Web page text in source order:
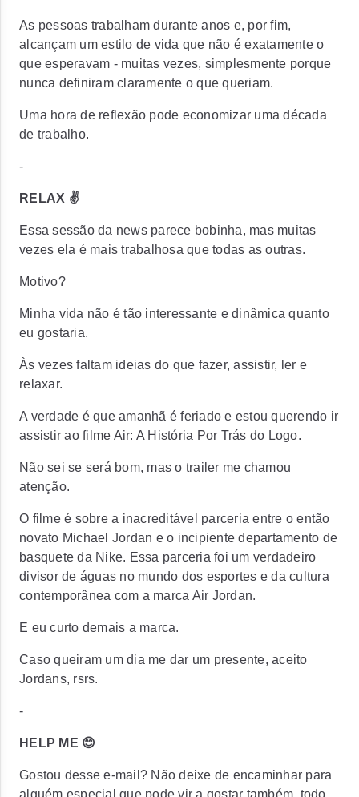
As pessoas trabalham durante anos e, por fim,
alcançam um estilo de vida que não é exatamente o
que esperavam - muitas vezes, simplesmente porque
nunca definiram claramente o que queriam.
Uma hora de reflexão pode economizar uma década
de trabalho.
-
RELAX ✌️
Essa sessão da news parece bobinha, mas muitas
vezes ela é mais trabalhosa que todas as outras.
Motivo?
Minha vida não é tão interessante e dinâmica quanto
eu gostaria.
Às vezes faltam ideias do que fazer, assistir, ler e
relaxar.
A verdade é que amanhã é feriado e estou querendo ir
assistir ao filme Air: A História Por Trás do Logo.
Não sei se será bom, mas o trailer me chamou
atenção.
O filme é sobre a inacreditável parceria entre o então
novato Michael Jordan e o incipiente departamento de
basquete da Nike. Essa parceria foi um verdadeiro
divisor de águas no mundo dos esportes e da cultura
contemporânea com a marca Air Jordan.
E eu curto demais a marca.
Caso queiram um dia me dar um presente, aceito
Jordans, rsrs.
-
HELP ME 😊
Gostou desse e-mail? Não deixe de encaminhar para
alguém especial que pode vir a gostar também, todo